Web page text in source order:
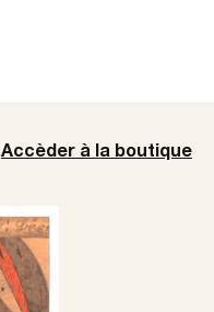
Accèder à la boutique